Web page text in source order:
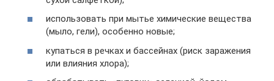
использовать при мытье химические вещества
(мыло, гели), особенно новые;
купаться в речках и бассейнах (риск заражения
или влияния хлора);